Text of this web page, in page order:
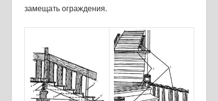
замещать ограждения.